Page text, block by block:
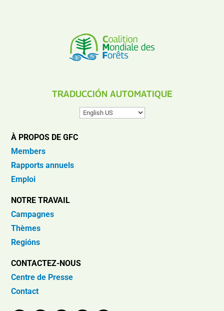
TRADUCCIÓN AUTOMATIQUE
À PROPOS DE GFC
Members
Rapports annuels
Emploi
NOTRE TRAVAIL
Campagnes
Thèmes
Regións
CONTACTEZ-NOUS
Centre de Presse
Contact